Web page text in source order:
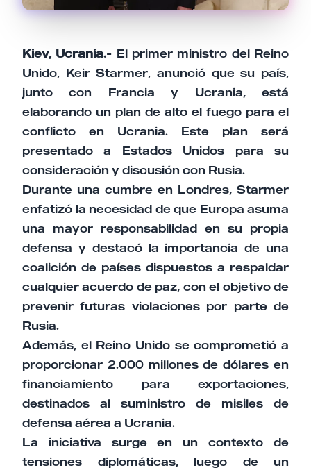
Kiev, Ucrania.- El primer ministro del Reino
Unido, Keir Starmer, anunció que su país,
junto con Francia y Ucrania, está
elaborando un plan de alto el fuego para el
conflicto en Ucrania. Este plan será
presentado a Estados Unidos para su
consideración y discusión con Rusia.
Durante una cumbre en Londres, Starmer
enfatizó la necesidad de que Europa asuma
una mayor responsabilidad en su propia
defensa y destacó la importancia de una
coalición de países dispuestos a respaldar
cualquier acuerdo de paz, con el objetivo de
prevenir futuras violaciones por parte de
Rusia.
Además, el Reino Unido se comprometió a
proporcionar 2.000 millones de dólares en
financiamiento para exportaciones,
destinados al suministro de misiles de
defensa aérea a Ucrania.
La iniciativa surge en un contexto de
tensiones diplomáticas, luego de un
Tu comentario